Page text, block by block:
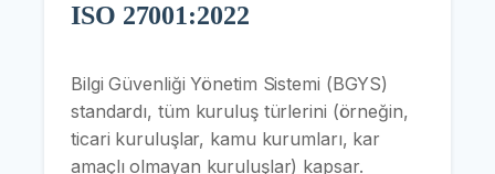
ISO 27001:2022
Bilgi Güvenliği Yönetim Sistemi (BGYS)
standardı, tüm kuruluş türlerini (örneğin,
ticari kuruluşlar, kamu kurumları, kar
amaçlı olmayan kuruluşlar) kapsar.